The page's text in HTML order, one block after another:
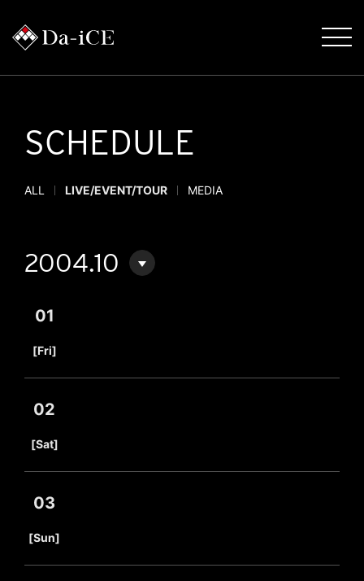
SCHEDULE
ALL LIVE/EVENT/TOUR MEDIA
2004.10
01
[Fri]
02
[Sat]
03
[Sun]